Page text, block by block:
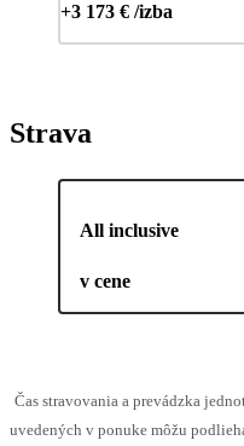
+3 173 € /izba
Strava
All inclusive
v cene
Čas stravovania a prevádzka
uvedených v ponuke môžu